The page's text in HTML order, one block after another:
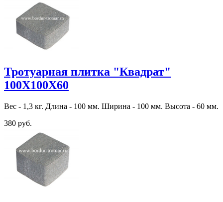
Тротуарная плитка "Квадрат"
100Х100Х60
Вес - 1,3 кг. Длина - 100 мм. Ширина - 100 мм. Высота - 60 мм.
380 руб.